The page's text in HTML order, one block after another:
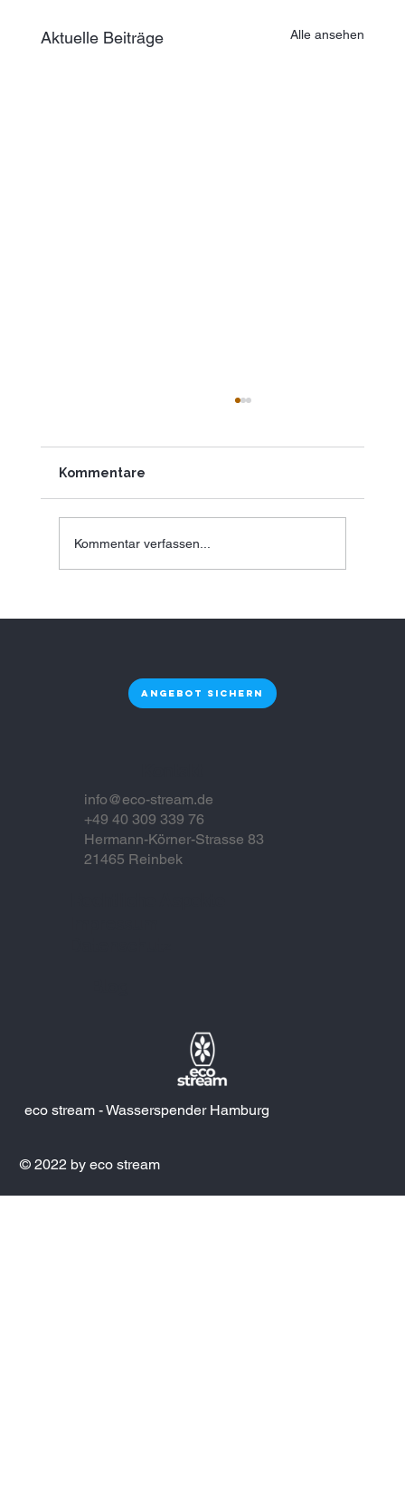
Aktuelle Beiträge Alle ansehen
Kommentare
Kommentar verfassen...
Angebot sichern
info@eco-stream.de
+49 40 309 339 76
Hermann-Körner-Strasse 83
21465 Reinbek
eco stream - Wasserspender Hamburg
© 2022 by eco stream